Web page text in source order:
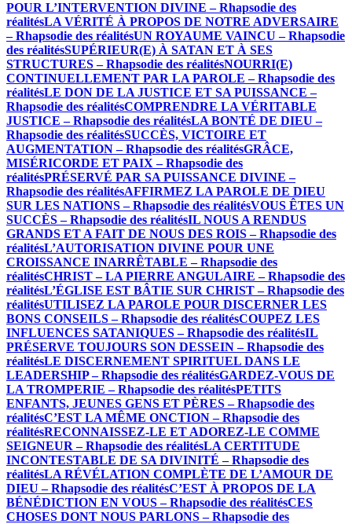
POUR L’INTERVENTION DIVINE – Rhapsodie des
réalitésLA VÉRITÉ À PROPOS DE NOTRE ADVERSAIRE
– Rhapsodie des réalitésUN ROYAUME VAINCU – Rhapsodie
des réalitésSUPÉRIEUR(E) À SATAN ET À SES
STRUCTURES – Rhapsodie des réalitésNOURRI(E)
CONTINUELLEMENT PAR LA PAROLE – Rhapsodie des
réalitésLE DON DE LA JUSTICE ET SA PUISSANCE –
Rhapsodie des réalitésCOMPRENDRE LA VÉRITABLE
JUSTICE – Rhapsodie des réalitésLA BONTÉ DE DIEU –
Rhapsodie des réalitésSUCCÈS, VICTOIRE ET
AUGMENTATION – Rhapsodie des réalitésGRÂCE,
MISÉRICORDE ET PAIX – Rhapsodie des
réalitésPRÉSERVÉ PAR SA PUISSANCE DIVINE –
Rhapsodie des réalitésAFFIRMEZ LA PAROLE DE DIEU
SUR LES NATIONS – Rhapsodie des réalitésVOUS ÊTES UN
SUCCÈS – Rhapsodie des réalitésIL NOUS A RENDUS
GRANDS ET A FAIT DE NOUS DES ROIS – Rhapsodie des
réalitésL’AUTORISATION DIVINE POUR UNE
CROISSANCE INARRÊTABLE – Rhapsodie des
réalitésCHRIST – LA PIERRE ANGULAIRE – Rhapsodie des
réalitésL’ÉGLISE EST BÂTIE SUR CHRIST – Rhapsodie des
réalitésUTILISEZ LA PAROLE POUR DISCERNER LES
BONS CONSEILS – Rhapsodie des réalitésCOUPEZ LES
INFLUENCES SATANIQUES – Rhapsodie des réalitésIL
PRÉSERVE TOUJOURS SON DESSEIN – Rhapsodie des
réalitésLE DISCERNEMENT SPIRITUEL DANS LE
LEADERSHIP – Rhapsodie des réalitésGARDEZ-VOUS DE
LA TROMPERIE – Rhapsodie des réalitésPETITS
ENFANTS, JEUNES GENS ET PÈRES – Rhapsodie des
réalitésC’EST LA MÊME ONCTION – Rhapsodie des
réalitésRECONNAISSEZ-LE ET ADOREZ-LE COMME
SEIGNEUR – Rhapsodie des réalitésLA CERTITUDE
INCONTESTABLE DE SA DIVINITÉ – Rhapsodie des
réalitésLA RÉVÉLATION COMPLÈTE DE L’AMOUR DE
DIEU – Rhapsodie des réalitésC’EST À PROPOS DE LA
BÉNÉDICTION EN VOUS – Rhapsodie des réalitésCES
CHOSES DONT NOUS PARLONS – Rhapsodie des